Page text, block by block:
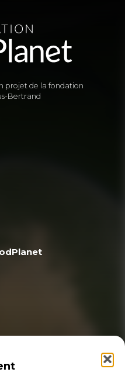
projet de la fondation
Bertrand